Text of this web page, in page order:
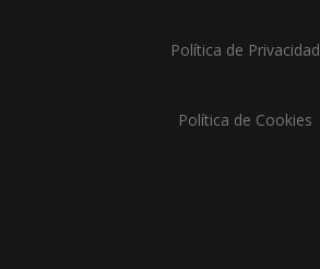
Política de Privacidad
Política de Cookies